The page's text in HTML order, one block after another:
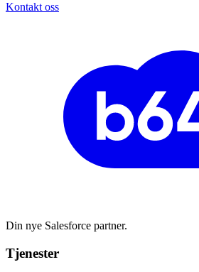
Kontakt oss
Din nye Salesforce partner.
Tjenester